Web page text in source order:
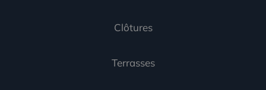
Clôtures
Terrasses